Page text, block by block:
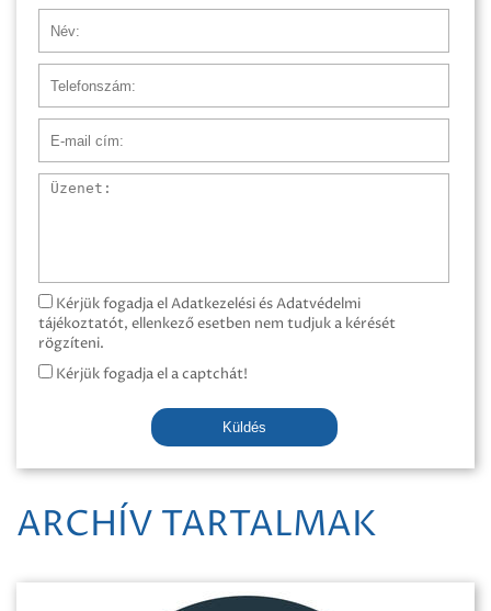
Üzenet
Kérjük fogadja el Adatkezelési és Adatvédelmi
tájékoztatót, ellenkező esetben nem tudjuk a kérését
rögzíteni.
Kérjük fogadja el a captchát!
Küldés
ARCHÍV TARTALMAK